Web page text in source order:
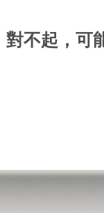
對不起，可